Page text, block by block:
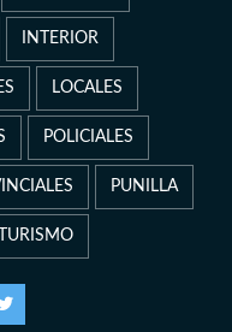
INTERIOR
LOCALES
POLICIALES
PUNILLA
TURISMO